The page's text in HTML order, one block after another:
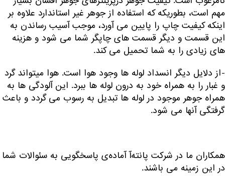
مهم است، بطوریکه که استفاده از جوهر غیر استاندارد علاوه بر
اینکه کیفیت چاپ را پایین می آورد، موجب آسیب رساندن به
این قسمت و دیگر قسمت های چاپگر شما می شود و هزینه
های زیادی را به شما تحمیل می کند.
-از دلایل دیگر انسداد لوله ها وجود هوا است. هوا میتواند گرد
و غبار را به همراه خود به درون لوله ها ببرد. این آلودگی ها به
همراه جوهر موجود در لوله ها تبدیل به رسوب می گردد و باعث
گرفتگی آنها می شود.
همکاران ما در شرکت پانته‌آ آماده‌ی پاسخگویی به سئوالات شما
در این زمینه می باشند.